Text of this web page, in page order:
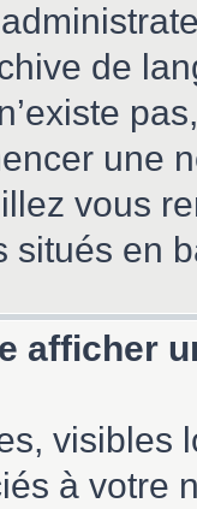
de
une
vous
situés en
afficher
à votre